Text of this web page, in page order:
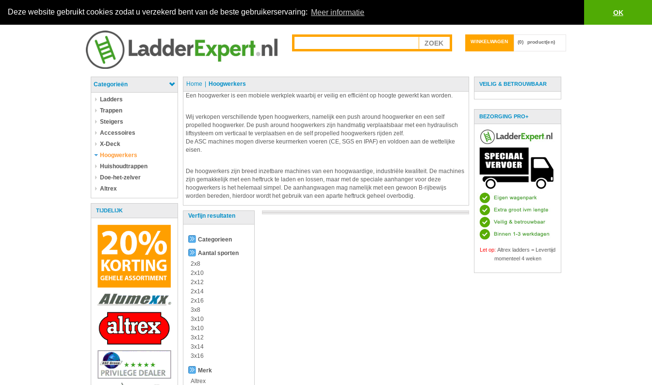
Deze website gebruikt cookies zodat u verzekerd bent van de beste gebruikerservaring: Meer informatie OK
WINKELWAGEN (0) product(en)
Categorieën
Ladders
Trappen
Steigers
Accessoires
X-Deck
Hoogwerkers
Huishoudtrappen
Doe-het-zelver
Altrex
TIJDELIJK
Home
Hoogwerkers
Een hoogwerker is een mobiele werkplek waarbij er veilig en efficiënt op hoogte gewerkt kan worden.
Wij verkopen verschillende typen hoogwerkers, namelijk een push around hoogwerker en een self
propelled hoogwerker. De push around hoogwerkers zijn handmatig verplaatsbaar met een hydraulisch
liftsysteem om verticaal te verplaatsen en de self propelled hoogwerkers rijden zelf.
De ASC machines mogen diverse keurmerken voeren (CE, SGS en IPAF) en voldoen aan de wettelijke
eisen.
De hoogwerkers zijn breed inzetbare machines van een hoogwaardige, industriële kwaliteit. De machines
zijn gemakkelijk met een heftruck te laden en lossen, maar met de speciale aanhanger voor deze
hoogwerkers is het helemaal simpel. De aanhangwagen mag namelijk met een gewoon B-rijbewijs
worden bereden, hierdoor wordt het gebruik van een aparte heftruck geheel overbodig.
Verfijn resultaten
Categorieen
Aantal sporten
2x8
2x10
2x12
2x14
2x16
3x8
3x10
3x10
3x12
3x14
3x16
Merk
Altrex
VEILIG & BETROUWBAAR
BEZORGING PRO+
Let op: Altrex ladders = Levertijd
momenteel 4 weken